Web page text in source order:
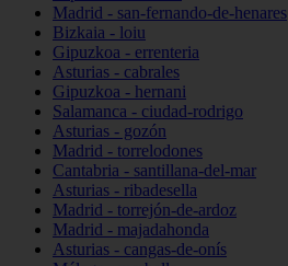
Madrid - san-fernando-de-henares
Bizkaia - loiu
Gipuzkoa - errenteria
Asturias - cabrales
Gipuzkoa - hernani
Salamanca - ciudad-rodrigo
Asturias - gozón
Madrid - torrelodones
Cantabria - santillana-del-mar
Asturias - ribadesella
Madrid - torrejón-de-ardoz
Madrid - majadahonda
Asturias - cangas-de-onís